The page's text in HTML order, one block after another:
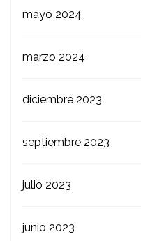
mayo 2024
marzo 2024
diciembre 2023
septiembre 2023
julio 2023
junio 2023